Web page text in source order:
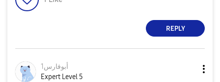
REPLY
أبوفارس1
Expert Level 5